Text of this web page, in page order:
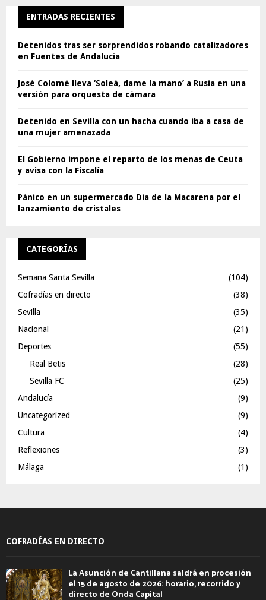
ENTRADAS RECIENTES
Detenidos tras ser sorprendidos robando catalizadores
en Fuentes de Andalucía
José Colomé lleva ‘Soleá, dame la mano’ a Rusia en una
versión para orquesta de cámara
Detenido en Sevilla con un hacha cuando iba a casa de
una mujer amenazada
El Gobierno impone el reparto de los menas de Ceuta
y avisa con la Fiscalía
Pánico en un supermercado Día de la Macarena por el
lanzamiento de cristales
CATEGORÍAS
Semana Santa Sevilla
(104)
Cofradías en directo
(38)
Sevilla
(35)
Nacional
(21)
Deportes
(55)
Real Betis
(28)
Sevilla FC
(25)
Andalucía
(9)
Uncategorized
(9)
Cultura
(4)
Reflexiones
(3)
Málaga
(1)
COFRADÍAS EN DIRECTO
La Asunción de Cantillana saldrá en procesión
el 15 de agosto de 2026: horario, recorrido y
directo de Onda Capital